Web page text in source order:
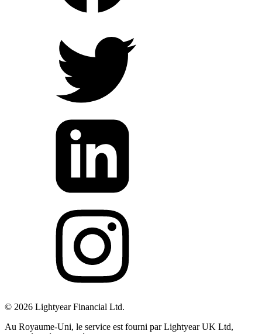
© 2026 Lightyear Financial Ltd.
Au Royaume-Uni, le service est fourni par Lightyear UK Ltd,